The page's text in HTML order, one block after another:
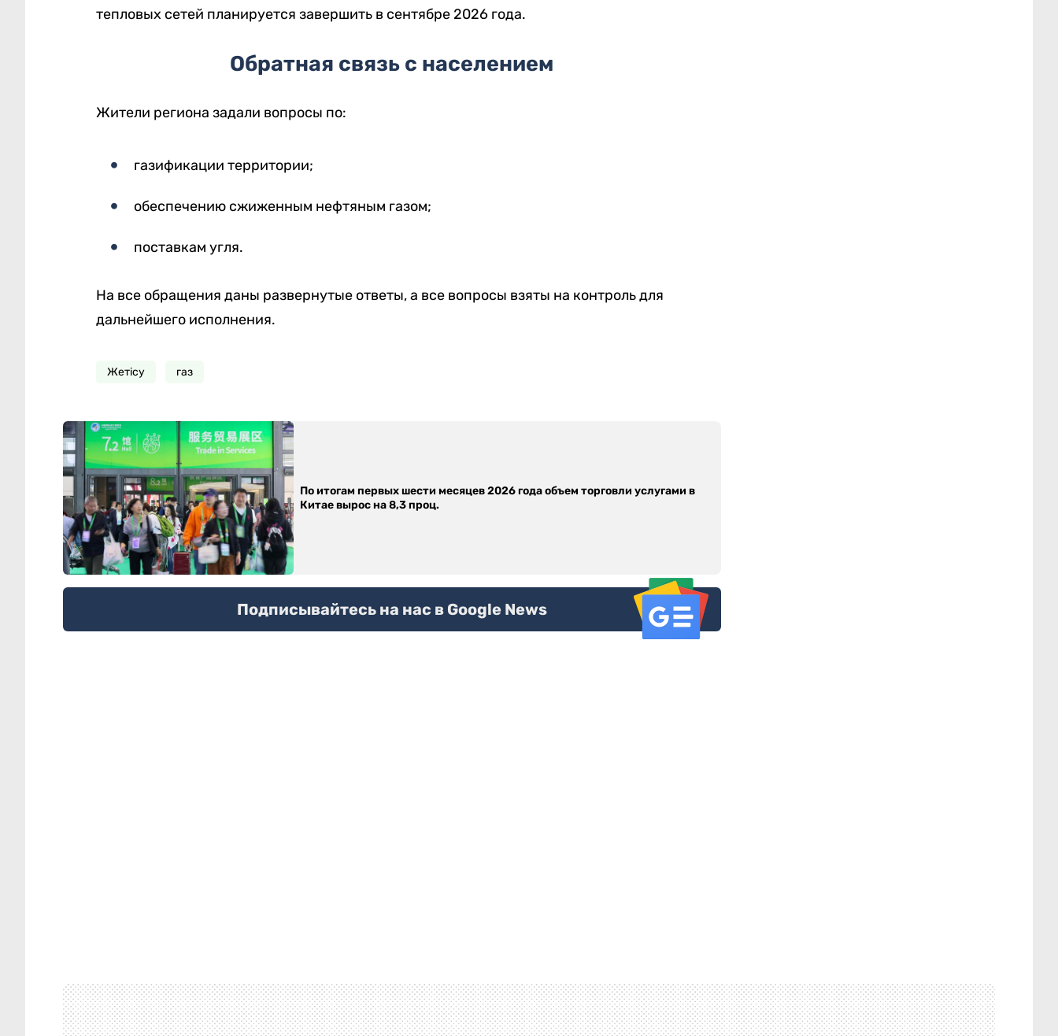
тепловых сетей планируется завершить в сентябре 2026 года.
Обратная связь с населением
Жители региона задали вопросы по:
газификации территории;
обеспечению сжиженным нефтяным газом;
поставкам угля.
На все обращения даны развернутые ответы, а все вопросы взяты на контроль для
дальнейшего исполнения.
Жетісу газ
По итогам первых шести месяцев 2026 года объем торговли услугами в
Китае вырос на 8,3 проц.
Подписывайтесь на нас в Google News